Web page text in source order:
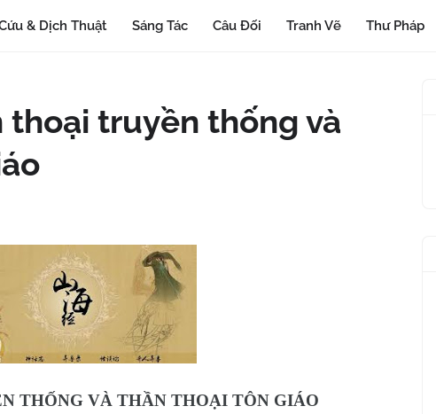
& Dịch Thuật Sáng Tác Câu Đối Tranh Vẽ Thư Pháp
thoại truyền thống và
THỐNG VÀ THẦN THOẠI TÔN GIÁO